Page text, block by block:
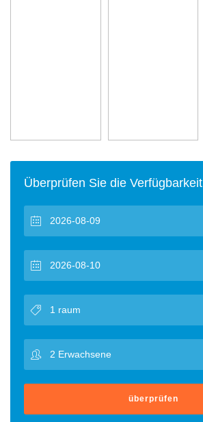
Überprüfen Sie die Verfügbarkeit
überprüfen